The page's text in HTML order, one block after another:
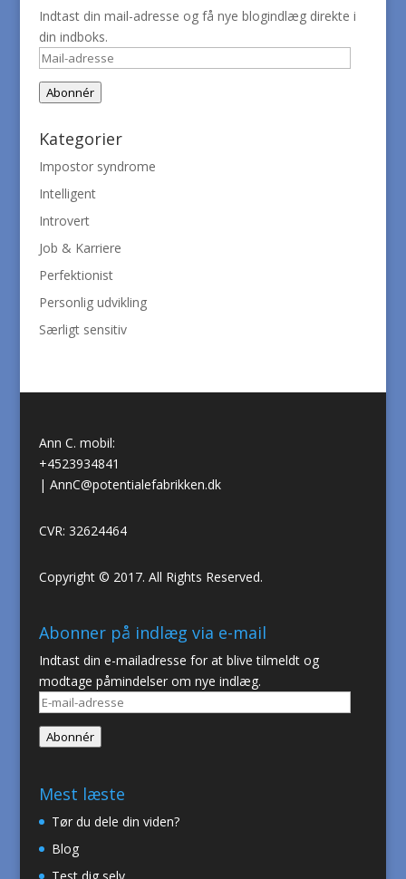
Indtast din mail-adresse og få nye blogindlæg direkte i
din indboks.
Mail-
adresse
Abonnér
Kategorier
Impostor syndrome
Intelligent
Introvert
Job & Karriere
Perfektionist
Personlig udvikling
Særligt sensitiv
Ann C. mobil:
+4523934841
| AnnC@potentialefabrikken.dk
CVR: 32624464
Copyright © 2017. All Rights Reserved.
Abonner på indlæg via e-mail
Indtast din e-mailadresse for at blive tilmeldt og
modtage påmindelser om nye indlæg.
E-
mail-
adresse
Abonnér
Mest læste
Tør du dele din viden?
Blog